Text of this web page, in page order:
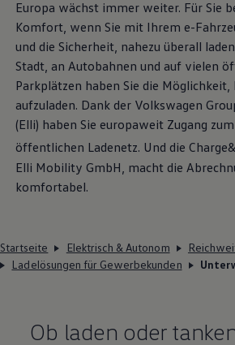
Europa wächst immer weiter. Für Sie
Komfort, wenn Sie mit Ihrem e-
und die Sicherheit, nahezu überall laden
Stadt, an Autobahnen und auf vielen
Parkplätzen haben Sie die Möglichkeit,
aufzuladen. Dank der Volkswagen
(Elli) haben Sie europaweit Zugang zum
öffentlichen Ladenetz. Und die
Elli Mobility GmbH, macht die
komfortabel.
Startseite Elektrisch & Autonom
Ladelösungen für Gewerbekunden
Ob laden oder